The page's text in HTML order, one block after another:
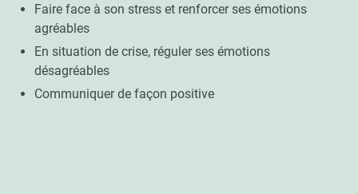
Faire face à son stress et renforcer ses émotions
agréables
En situation de crise, réguler ses émotions
désagréables
Communiquer de façon positive